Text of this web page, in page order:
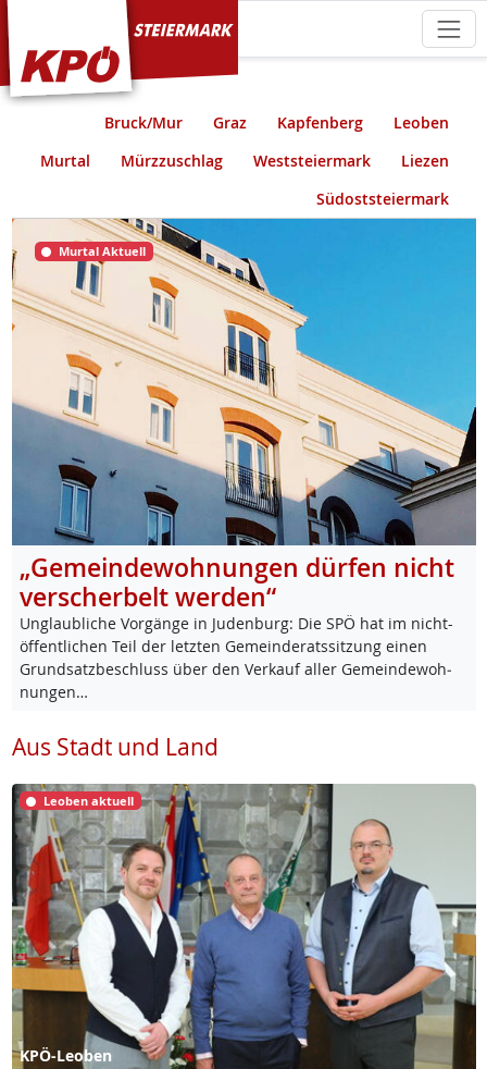
KPÖ Steiermark
Bruck/Mur Graz Kapfenberg
Leoben
Murtal
Mürzzuschlag Weststeiermark
Liezen
Südoststeiermark
Murtal Aktuell
„Gemeindewohnungen dürfen nicht
verscherbelt werden“
Un­glaub­li­che Vor­gän­ge in Ju­den­burg: Die SPÖ hat im nicht-
öf­f­ent­li­chen Teil der letz­ten Ge­mein­de­rats­sit­zung ei­nen
Grund­satz­be­schluss über den Ver­kauf al­ler Ge­mein­de­woh­
nun­gen…
Aus Stadt und Land
Leoben aktuell
KPÖ-Leoben